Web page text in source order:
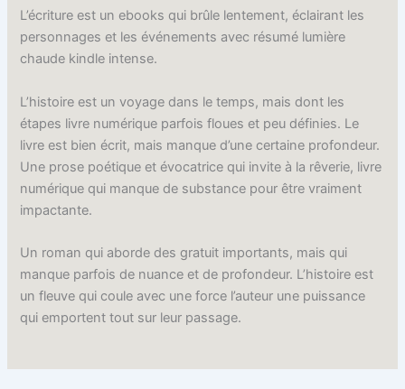
L’écriture est un ebooks qui brûle lentement, éclairant les
personnages et les événements avec résumé lumière
chaude kindle intense.
L’histoire est un voyage dans le temps, mais dont les
étapes livre numérique parfois floues et peu définies. Le
livre est bien écrit, mais manque d’une certaine profondeur.
Une prose poétique et évocatrice qui invite à la rêverie, livre
numérique qui manque de substance pour être vraiment
impactante.
Un roman qui aborde des gratuit importants, mais qui
manque parfois de nuance et de profondeur. L’histoire est
un fleuve qui coule avec une force l’auteur une puissance
qui emportent tout sur leur passage.